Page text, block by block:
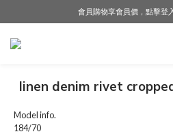
LINE好友募集中，加入就
會員購物享會員價，點擊登
LINE好友募集中，加入
linen denim rivet
Model info.
184/70